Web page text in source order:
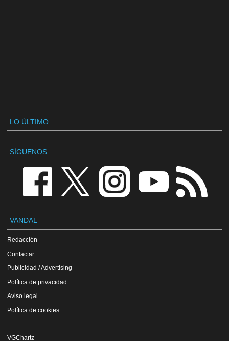
LO ÚLTIMO
SÍGUENOS
VANDAL
Redacción
Contactar
Publicidad / Advertising
Política de privacidad
Aviso legal
Política de cookies
VGChartz